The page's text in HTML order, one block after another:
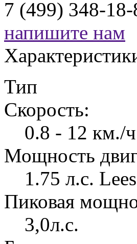
7 (499) 348-18-
напишите нам
Тип
Скорость:
0.8 - 12 км./
Мощность
1.75 л.с.
Пиковая
3,0л.с.